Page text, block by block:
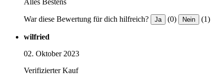
Alles Bestens
War diese Bewertung für dich hilfreich? Ja (0) Nein (1)
wilfried
02. Oktober 2023
Verifizierter Kauf